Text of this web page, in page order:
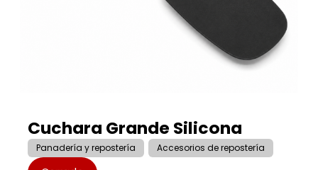
Cuchara Grande Silicona
Panadería y repostería Accesorios de repostería